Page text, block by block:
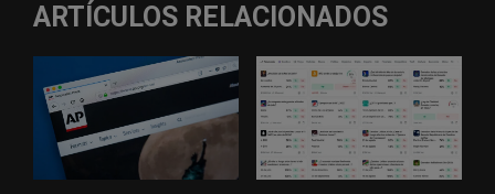
ARTÍCULOS RELACIONADOS